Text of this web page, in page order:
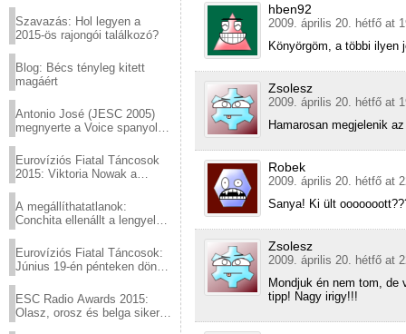
Szavazás: Hol legyen a
2015-ös rajongói találkozó?
Blog: Bécs tényleg kitett
magáért
Antonio José (JESC 2005)
megnyerte a Voice spanyol
Eurovíziós Fiatal Táncosok
2015: Viktoria Nowak a
A megállíthatatlanok:
Conchita ellenállt a lengyel
Eurovíziós Fiatal Táncosok:
Június 19-én pénteken döntő
ESC Radio Awards 2015:
Olasz, orosz és belga siker,
hben92
2009. április 20. hétfő at
Könyörgöm, a többi ilyen
Zsolesz
2009. április 20. hétfő at
Hamarosan megjelenik
Robek
2009. április 20. hétfő at
Sanya! Ki ült
Zsolesz
2009. április 20. hétfő at
Mondjuk én nem tom, de
tipp! Nagy irigy!!!